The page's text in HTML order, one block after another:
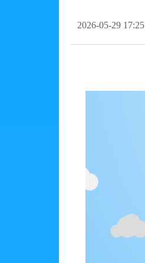
2026-05-29 17:25